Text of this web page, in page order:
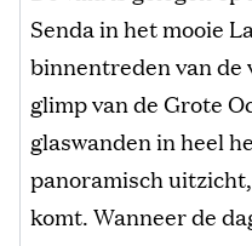
Senda in het mooie
binnentreden van de
glimp van de Grote
glaswanden in heel
panoramisch
komt. Wanneer de